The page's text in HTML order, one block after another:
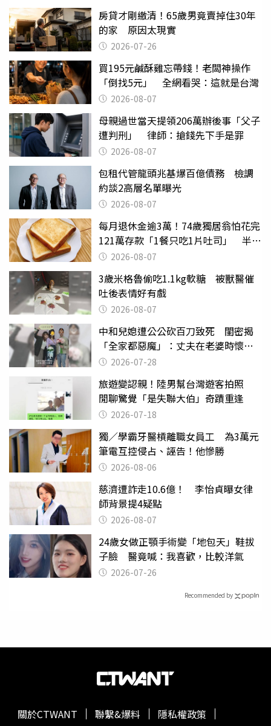
房貸才剛繳清！65歲男竟賣掉住30年
的家 原因太現實
2026-07-26
買195元鹹酥雞忘帶錢！老闆神操作
「倒找5元」 全網看哭：這就是台灣
2026-08-07
母親過世當天提領206萬辦後事「父子
遭判刑」 律師：搶錢先下手是罪
2026-08-07
包租代管龍頭兆基爆百億債務 檢調
約談2高層名單曝光
2026-08-07
每月退休金逾3萬！74歲獨居翁怕花完
121萬存款「1餐只吃1片吐司」 半年
後暴瘦嚇壞女兒
2026-08-07
3歲米格魯偷吃1.1kg軟糖 被獸醫催
吐後表情好有戲
2026-08-07
中和兒媳遭公公砍百刀致死 閨密揭
「全家都惡魔」：丈夫在老婆時懷孕
摔東西
2026-07-28
旅遊變認親！陸男幫台灣遊客拍照
閒聊驚覺「是失聯大伯」奇蹟重逢
2026-07-18
獨／學霸牙醫槓離職女員工 為3萬元
筆電互控侵占、誣告！他慘勝
2026-08-06
慈濟遭詐走10.6億！ 李怡貞曝女律
師背景提4疑點
2026-08-07
24歲女做正顎手術變「地包天」鞋拔
子臉 醫竟喊：我喜歡，比較洋氣
2026-07-26
Recommended by
關於CTWANT 聯繫&爆料 隱私權政策